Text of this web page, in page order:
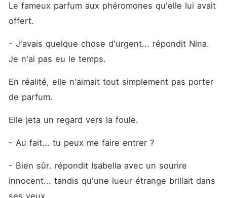
Le fameux parfum aux phéromones qu'elle lui avait
offert.
- J'avais quelque chose d'urgent... répondit Nina.
Je n'ai pas eu le temps.
En réalité, elle n'aimait tout simplement pas porter
de parfum.
Elle jeta un regard vers la foule.
- Au fait... tu peux me faire entrer ?
- Bien sûr. répondit Isabella avec un sourire
innocent... tandis qu'une lueur étrange brillait dans
ses yeux.